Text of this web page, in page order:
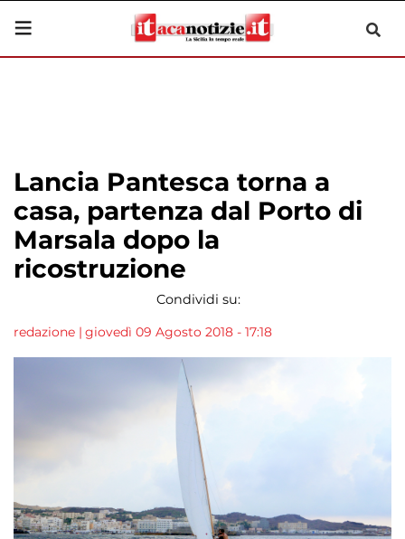
Lancia Pantesca torna a
casa, partenza dal Porto di
Marsala dopo la
ricostruzione
Condividi su:
redazione | giovedì 09 Agosto 2018 - 17:18